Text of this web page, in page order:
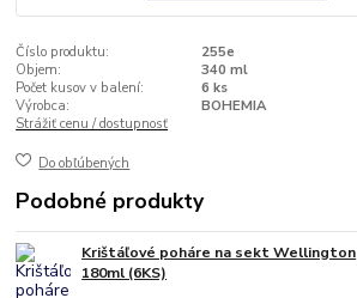
Číslo produktu:
255e
Objem:
340 ml
Počet kusov v balení:
6 ks
Výrobca:
BOHEMIA
Strážiť cenu / dostupnosť
Do obľúbených
Podobné produkty
Krištáľové poháre na sekt Wellington
180ml (6KS)